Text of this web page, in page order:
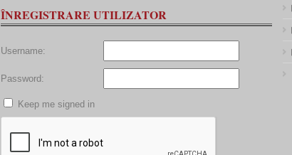
ÎNREGISTRARE UTILIZATOR
Username:
Password:
Keep me signed in